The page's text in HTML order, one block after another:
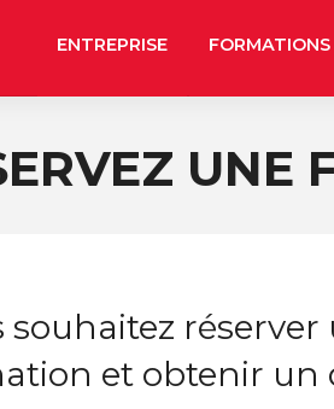
ENTREPRISE FORMATIONS
UNE
souhaitez réserver
et obtenir un